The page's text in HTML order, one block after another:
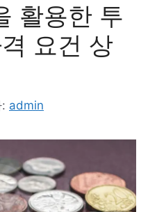
활용한 투
요건 상
admin